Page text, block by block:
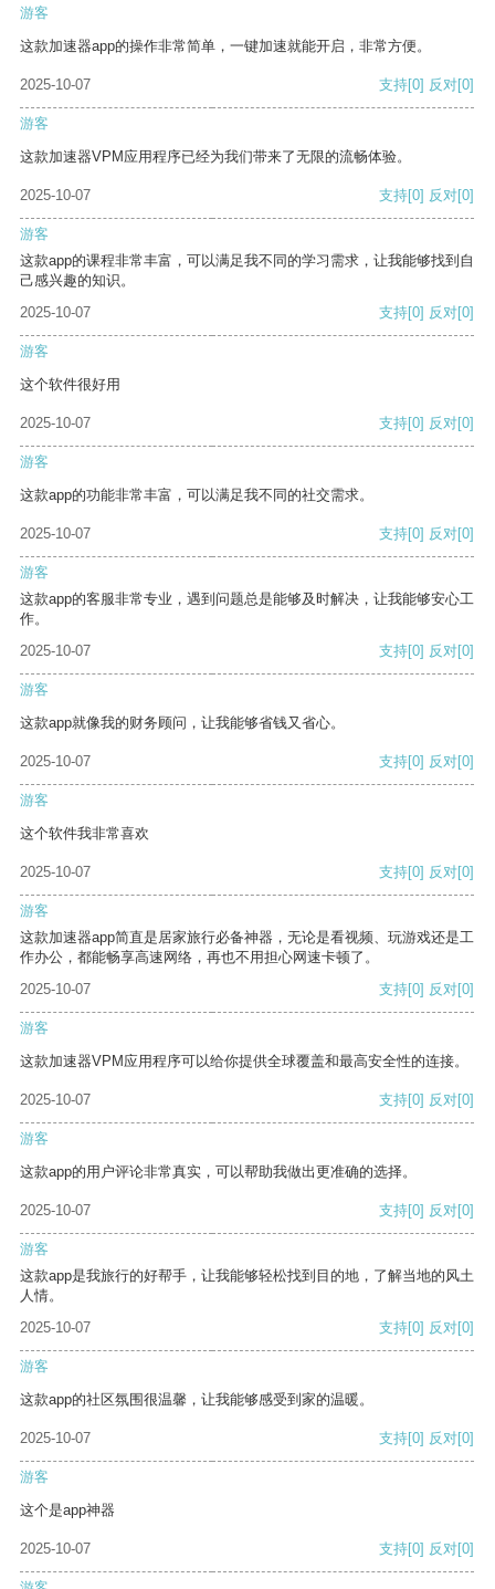
游客
这款加速器app的操作非常简单，一键加速就能开启，非常方便。
2025-10-07 支持[0] 反对[0]
游客
这款加速器VPM应用程序已经为我们带来了无限的流畅体验。
2025-10-07 支持[0] 反对[0]
游客
这款app的课程非常丰富，可以满足我不同的学习需求，让我能够找到自
己感兴趣的知识。
2025-10-07
支持[0] 反对[0]
游客
这个软件很好用
2025-10-07 支持[0] 反对[0]
游客
这款app的功能非常丰富，可以满足我不同的社交需求。
2025-10-07 支持[0] 反对[0]
游客
这款app的客服非常专业，遇到问题总是能够及时解决，让我能够安心工
作。
2025-10-07
支持[0] 反对[0]
游客
这款app就像我的财务顾问，让我能够省钱又省心。
2025-10-07 支持[0] 反对[0]
游客
这个软件我非常喜欢
2025-10-07 支持[0] 反对[0]
游客
这款加速器app简直是居家旅行必备神器，无论是看视频、玩游戏还是工
作办公，都能畅享高速网络，再也不用担心网速卡顿了。
2025-10-07
支持[0] 反对[0]
游客
这款加速器VPM应用程序可以给你提供全球覆盖和最高安全性的连接。
2025-10-07 支持[0] 反对[0]
游客
这款app的用户评论非常真实，可以帮助我做出更准确的选择。
2025-10-07 支持[0] 反对[0]
游客
这款app是我旅行的好帮手，让我能够轻松找到目的地，了解当地的风土
人情。
2025-10-07
支持[0] 反对[0]
游客
这款app的社区氛围很温馨，让我能够感受到家的温暖。
2025-10-07 支持[0] 反对[0]
游客
这个是app神器
2025-10-07 支持[0] 反对[0]